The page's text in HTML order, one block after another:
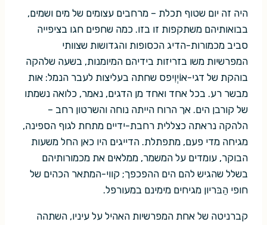
היה זה יום שטוף תכלת – מרחבים עצומים של מים ושמים,
בבואותיהם משתקפות זו בזו. כמה שחפים חגו בציפייה
סביב מכמורות-הדיג הכסופות והגדושות שצוותי
המפרשיות משו בזריזות בידיהם המיומנות, בשעה שלהקה
בוהקת של דגי-אוֹיְוִיפס שחתה בעליצות לעבר הנמל: אות
מבשר רע. בכל אחד ואחד מן הדגים, נאמר, כלואה נשמתו
של קורבן הים. אך הרוח הייתה נוחה והשרטון רחב –
הלהקה נראתה כצללית רחבת-ידיים מתחת לגוף הספינה,
מגיחה מדי פעם, מתפתלת. הדייגים היו כאן החל משעות
הבוקר, עומדים על המשמר, ממלאים את מכמורותיהם
בשלל שהגיש להם הים ההפכפך; קווי-המתאר הכהים של
חופי הֵבּריון מגיחים מימינם במעורפל.
קברניטה של אחת המפרשיות האהיל על עיניו, השתהה